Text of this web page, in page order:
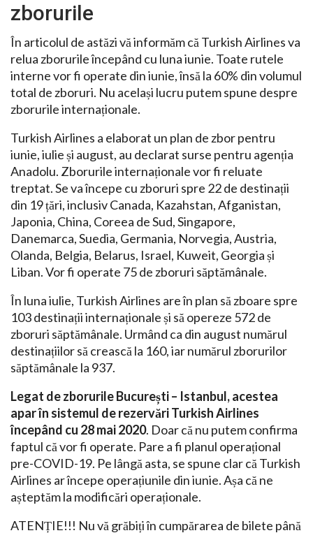
zborurile
În articolul de astăzi vă informăm că Turkish Airlines va
relua zborurile începând cu luna iunie. Toate rutele
interne vor fi operate din iunie, însă la 60% din volumul
total de zboruri. Nu același lucru putem spune despre
zborurile internaționale.
Turkish Airlines a elaborat un plan de zbor pentru
iunie, iulie și august, au declarat surse pentru agenția
Anadolu. Zborurile internaționale vor fi reluate
treptat. Se va începe cu zboruri spre 22 de destinații
din 19 țări, inclusiv Canada, Kazahstan, Afganistan,
Japonia, China, Coreea de Sud, Singapore,
Danemarca, Suedia, Germania, Norvegia, Austria,
Olanda, Belgia, Belarus, Israel, Kuweit, Georgia și
Liban. Vor fi operate 75 de zboruri săptămânale.
În luna iulie, Turkish Airlines are în plan să zboare spre
103 destinații internaționale și să opereze 572 de
zboruri săptămânale. Urmând ca din august numărul
destinațiilor să crească la 160, iar numărul zborurilor
săptămânale la 937.
Legat de zborurile București – Istanbul, acestea
apar în sistemul de rezervări Turkish Airlines
începând cu 28 mai 2020. Doar că nu putem confirma
faptul că vor fi operate. Pare a fi planul operațional
pre-COVID-19. Pe lângă asta, se spune clar că Turkish
Airlines ar începe operațiunile din iunie. Așa că ne
așteptăm la modificări operaționale.
ATENȚIE!!! Nu vă grăbiți în cumpărarea de bilete până